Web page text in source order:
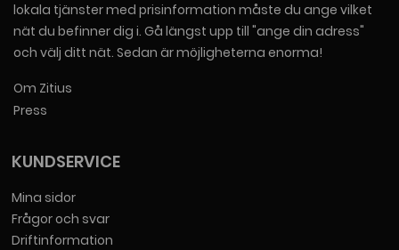
lokala tjänster med prisinformation måste du ange vilket
nät du befinner dig i. Gå längst upp till "ange din adress"
och välj ditt nät. Sedan är möjligheterna enorma!
Om Zitius
Press
KUNDSERVICE
Mina sidor
Frågor och svar
Driftinformation